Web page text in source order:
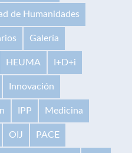
de Humanidades
Galería
HEUMA I+D+i
Innovación
IPP Medicina
OIJ PACE